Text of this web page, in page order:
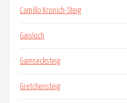
Camillo Kronich-Steig
Gaisloch
Gamsecksteig
Gretchensteig